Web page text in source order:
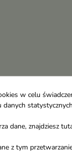
w celu
danych
dane, znajdziesz
z tym